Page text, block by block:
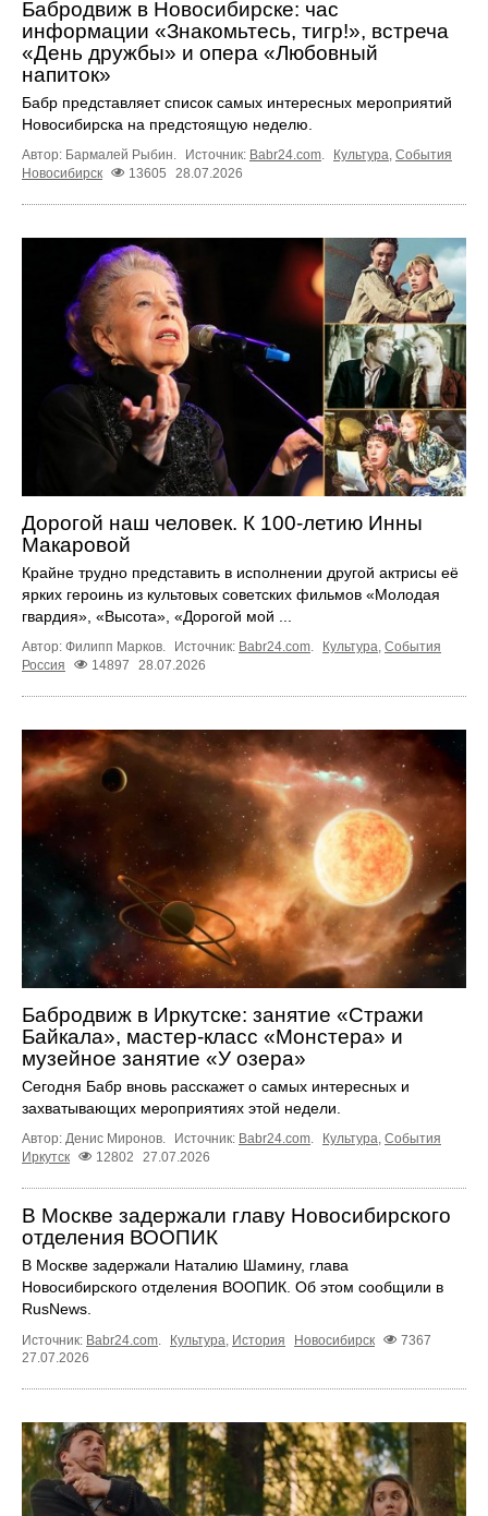
Бабродвиж в Новосибирске: час
информации «Знакомьтесь, тигр!», встреча
«День дружбы» и опера «Любовный
напиток»
Бабр представляет список самых интересных мероприятий
Новосибирска на предстоящую неделю.
Автор: Бармалей Рыбин. Источник: Babr24.com. Культура, События
Новосибирск
13605 28.07.2026
Дорогой наш человек. К 100‑летию Инны
Макаровой
Крайне трудно представить в исполнении другой актрисы её
ярких героинь из культовых советских фильмов «Молодая
гвардия», «Высота», «Дорогой мой ...
Автор: Филипп Марков. Источник: Babr24.com. Культура, События
Россия
14897 28.07.2026
Бабродвиж в Иркутске: занятие «Стражи
Байкала», мастер-класс «Монстера» и
музейное занятие «У озера»
Сегодня Бабр вновь расскажет о самых интересных и
захватывающих мероприятиях этой недели.
Автор: Денис Миронов. Источник: Babr24.com Культура События
Иркутск
12802 27.07.2026
В Москве задержали главу Новосибирского
отделения ВООПИК
В Москве задержали Наталию Шамину, глава
Новосибирского отделения ВООПИК. Об этом сообщили в
RusNews.
Источник: Babr24.com. Культура, История Новосибирск
7367
27.07.2026